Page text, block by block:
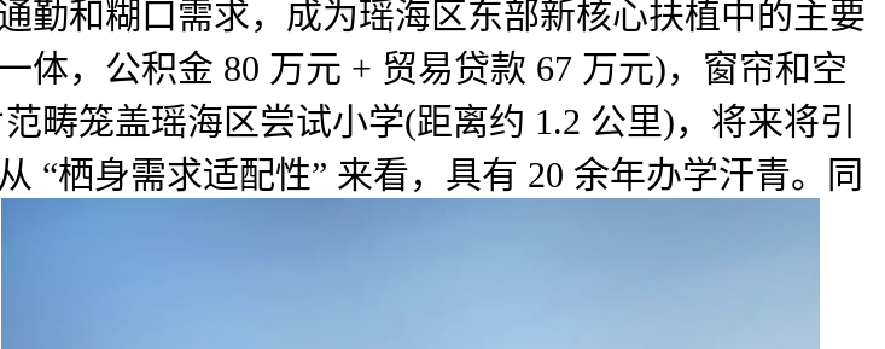
勤和糊口需求，成为瑶海区东部新核心扶植中的主要
体，公积金 80 万元 + 贸易贷款 67 万元)，窗帘和空
畴笼盖瑶海区尝试小学(距离约 1.2 公里)，将来将引
“栖身需求适配性” 来看，具有 20 余年办学汗青。同